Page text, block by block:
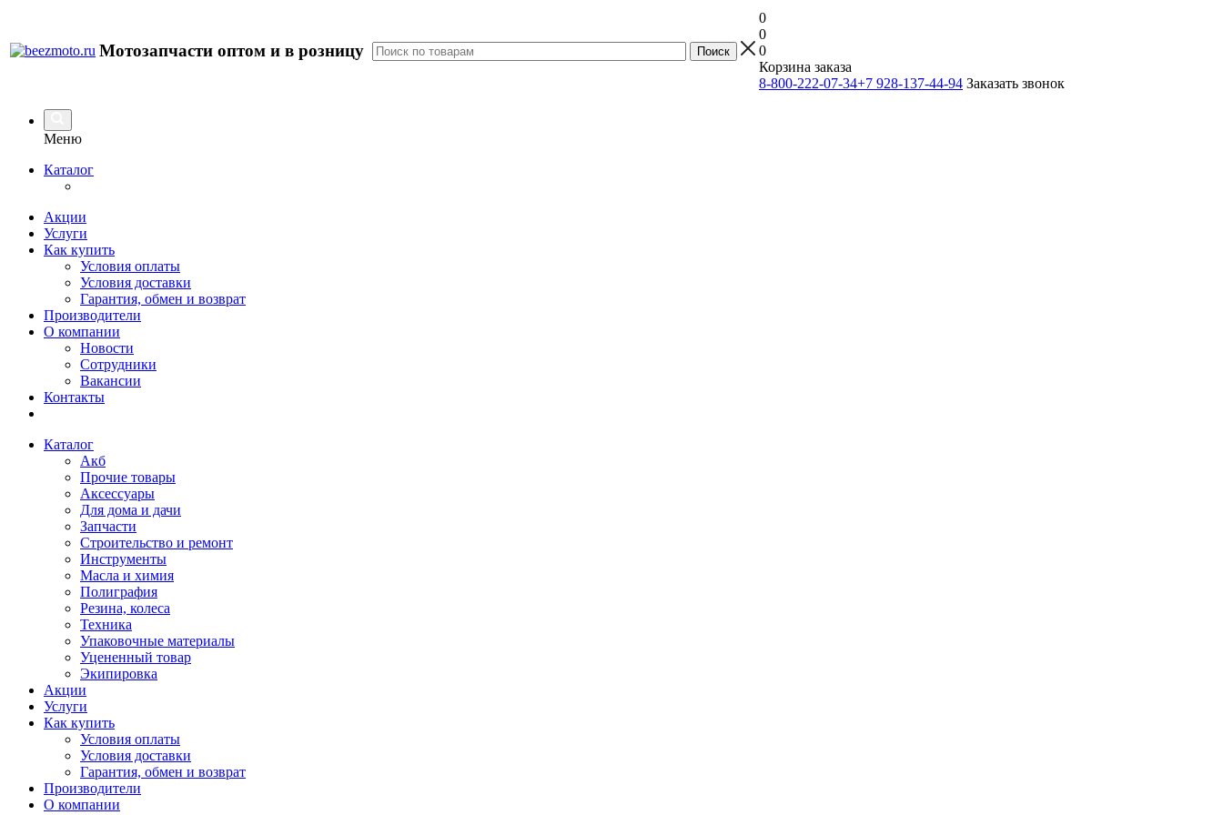
Мотозапчасти оптом и в розницу
0
0
0
Корзина заказа
8-800-222-07-34+7 928-137-44-94 Заказать звонок
Меню
Каталог
Акции
Услуги
Как купить
Условия оплаты
Условия доставки
Гарантия, обмен и возврат
Производители
О компании
Новости
Сотрудники
Вакансии
Контакты
Каталог
Акб
Прочие товары
Аксессуары
Для дома и дачи
Запчасти
Строительство и ремонт
Инструменты
Масла и химия
Полиграфия
Резина, колеса
Техника
Упаковочные материалы
Уцененный товар
Экипировка
Акции
Услуги
Как купить
Условия оплаты
Условия доставки
Гарантия, обмен и возврат
Производители
О компании